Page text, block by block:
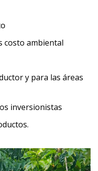
costo ambiental
y para las áreas
inversionistas